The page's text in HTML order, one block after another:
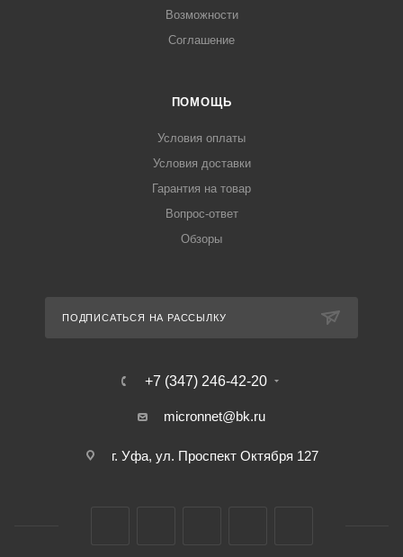
Возможности
Соглашение
ПОМОЩЬ
Условия оплаты
Условия доставки
Гарантия на товар
Вопрос-ответ
Обзоры
ПОДПИСАТЬСЯ НА РАССЫЛКУ
+7 (347) 246-42-20
micronnet@bk.ru
г. Уфа, ул. Проспект Октября 127